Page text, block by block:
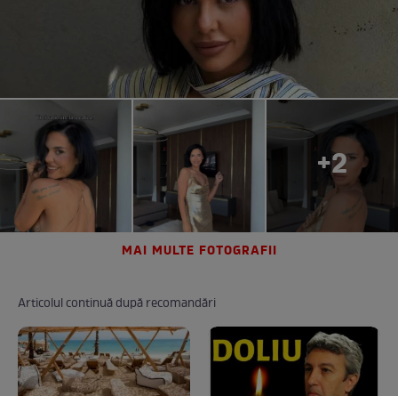
+2
MAI MULTE FOTOGRAFII
Articolul continuă după recomandări